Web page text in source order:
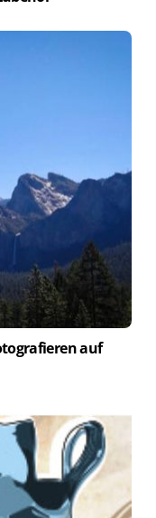
auf